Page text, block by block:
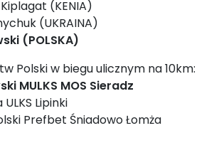
(KENIA)
(UKRAINA)
(POLSKA)
Polski w biegu ulicznym na 10km:
MULKS MOS Sieradz
Lipinki
Prefbet Śniadowo Łomża